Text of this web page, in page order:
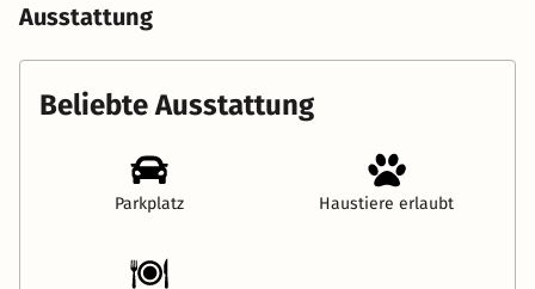
Ausstattung
Beliebte Ausstattung
Parkplatz Haustiere erlaubt